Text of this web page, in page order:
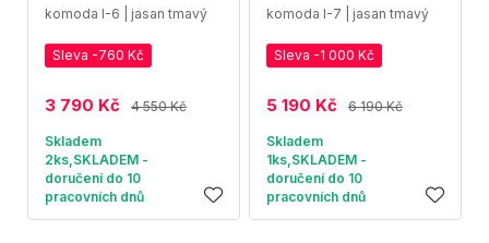
komoda I-6 | jasan tmavý
Sleva -760 Kč
3 790 Kč 4 550 Kč
Skladem
2ks,SKLADEM -
doručení do 10
pracovních dnů
komoda I-7 | jasan tmavý
Sleva -1 000 Kč
5 190 Kč 6 190 Kč
Skladem
1ks,SKLADEM -
doručení do 10
pracovních dnů